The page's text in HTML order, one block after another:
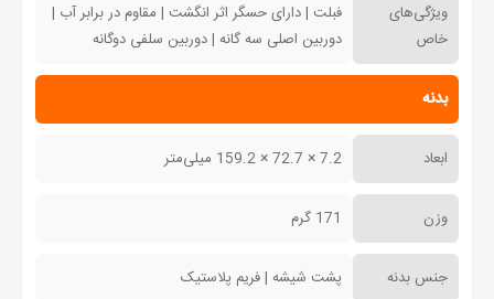
ویژگی‌های
خاص
فبلت | دارای حسگر اثر انگشت | مقاوم در برابر آب |
دوربین اصلی سه گانه | دوربین سلفی دوگانه
بدنه
ابعاد 7.2 × 72.7 × 159.2 میلی‌متر
وزن 171 گرم
جنس بدنه پشت شیشه | فریم پلاستیک